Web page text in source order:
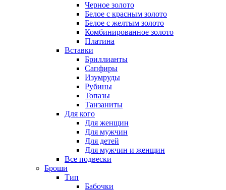
Черное золото
Белое с красным золото
Белое с желтым золото
Комбинированное золото
Платина
Вставки
Бриллианты
Сапфиры
Изумруды
Рубины
Топазы
Танзаниты
Для кого
Для женщин
Для мужчин
Для детей
Для мужчин и женщин
Все подвески
Броши
Тип
Бабочки